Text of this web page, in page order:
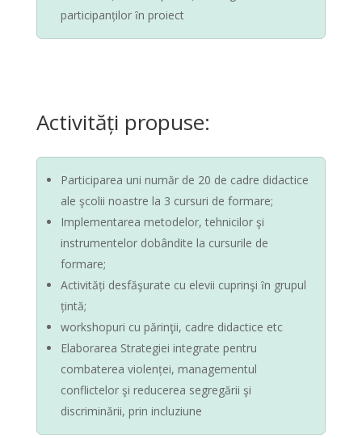
participanților ȋn proiect
Activități propuse:
Participarea uni număr de 20 de cadre didactice
ale şcolii noastre la 3 cursuri de formare;
Implementarea metodelor, tehnicilor şi
instrumentelor dobândite la cursurile de
formare;
Activități desfăşurate cu elevii cuprinşi ȋn grupul
țintă;
workshopuri cu părinţii, cadre didactice etc
Elaborarea Strategiei integrate pentru
combaterea violenței, managementul
conflictelor şi reducerea segregării şi
discriminării, prin incluziune